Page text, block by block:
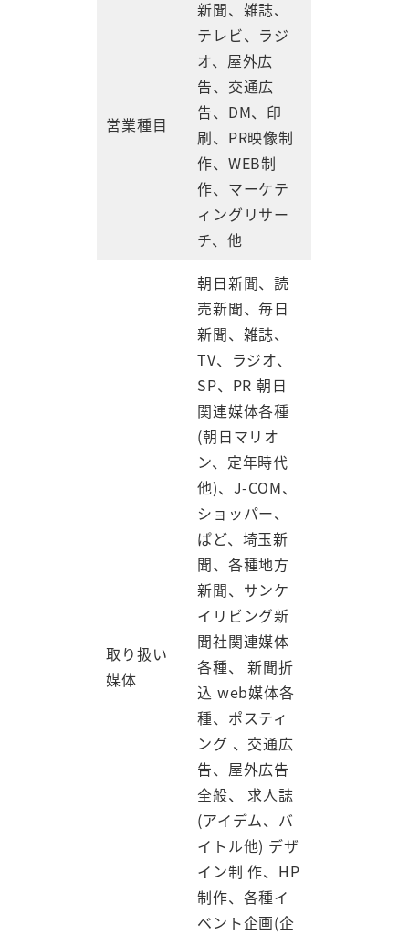
営業種目
新聞、雑誌、
テレビ、ラジ
オ、屋外広
告、交通広
告、DM、印
刷、PR映像制
作、WEB制
作、マーケテ
ィングリサー
チ、他
取り扱い
媒体
朝日新聞、読
売新聞、毎日
新聞、雑誌、
TV、ラジオ、
SP、PR 朝日
関連媒体各種
(朝日マリオ
ン、定年時代
他)、J-COM、
ショッパー、
ぱど、埼玉新
聞、各種地方
新聞、サンケ
イリビング新
聞社関連媒体
各種、 新聞折
込 web媒体各
種、ポスティ
ング 、交通広
告、屋外広告
全般、 求人誌
(アイデム、バ
イトル他) デザ
イン制 作、HP
制作、各種イ
ベント企画(企